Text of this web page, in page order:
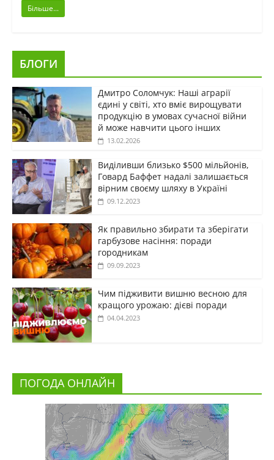
Більше...
БЛОГИ
Дмитро Соломчук: Наші аграрії
єдині у світі, хто вміє вирощувати
продукцію в умовах сучасної війни
й може навчити цього інших
13.02.2026
Виділивши близько $500 мільйонів,
Говард Баффет надалі залишається
вірним своєму шляху в Україні
09.12.2023
Як правильно збирати та зберігати
гарбузове насіння: поради
городникам
09.09.2023
Чим підживити вишню весною для
кращого урожаю: дієві поради
04.04.2023
ПОГОДА ОНЛАЙН